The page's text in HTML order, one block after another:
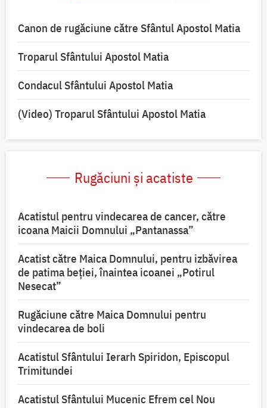
Canon de rugăciune către Sfântul Apostol Matia
Troparul Sfântului Apostol Matia
Condacul Sfântului Apostol Matia
(Video) Troparul Sfântului Apostol Matia
Rugăciuni și acatiste
Acatistul pentru vindecarea de cancer, către
icoana Maicii Domnului „Pantanassa”
Acatist către Maica Domnului, pentru izbăvirea
de patima beției, înaintea icoanei „Potirul
Nesecat”
Rugăciune către Maica Domnului pentru
vindecarea de boli
Acatistul Sfântului Ierarh Spiridon, Episcopul
Trimitundei
Acatistul Sfântului Mucenic Efrem cel Nou